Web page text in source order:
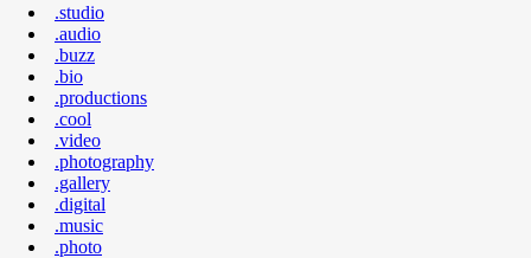
.studio
.audio
.buzz
.bio
.productions
.cool
.video
.photography
.gallery
.digital
.music
.photo